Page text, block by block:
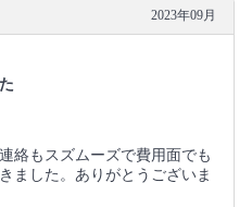
2023年09月
絡もスズムーズで費用面でも
ました。ありがとうございま